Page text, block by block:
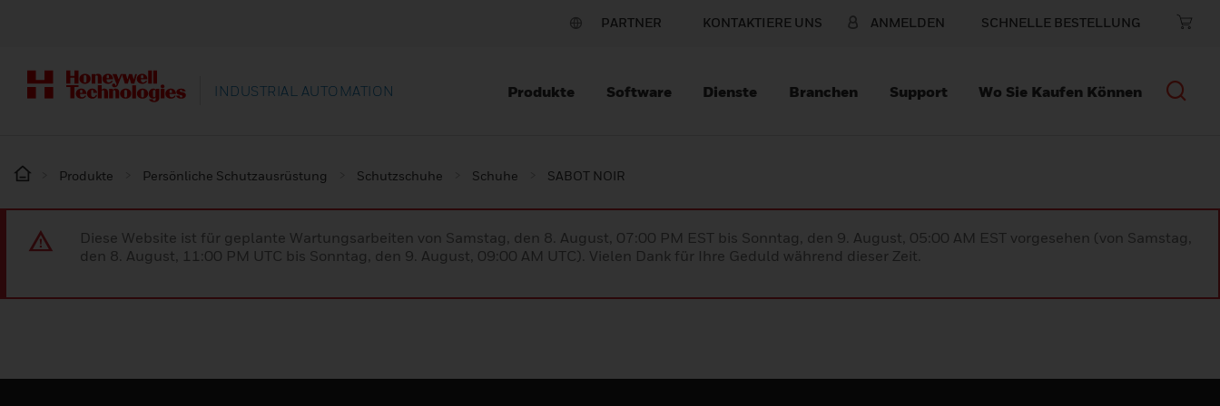
PARTNER KONTAKTIERE UNS ANMELDEN SCHNELLE BESTELLUNG
INDUSTRIAL AUTOMATION Produkte Software Dienste Branchen Support Wo Sie Kaufen Können
Produkte Persönliche Schutzausrüstung Schutzschuhe Schuhe SABOT NOIR
Diese Website ist für geplante Wartungsarbeiten von Samstag, den 8. August, 07:00 PM EST bis Sonntag, den 9. August, 05:00 AM EST vorgesehen (von Samstag,
den 8. August, 11:00 PM UTC bis Sonntag, den 9. August, 09:00 AM UTC). Vielen Dank für Ihre Geduld während dieser Zeit.